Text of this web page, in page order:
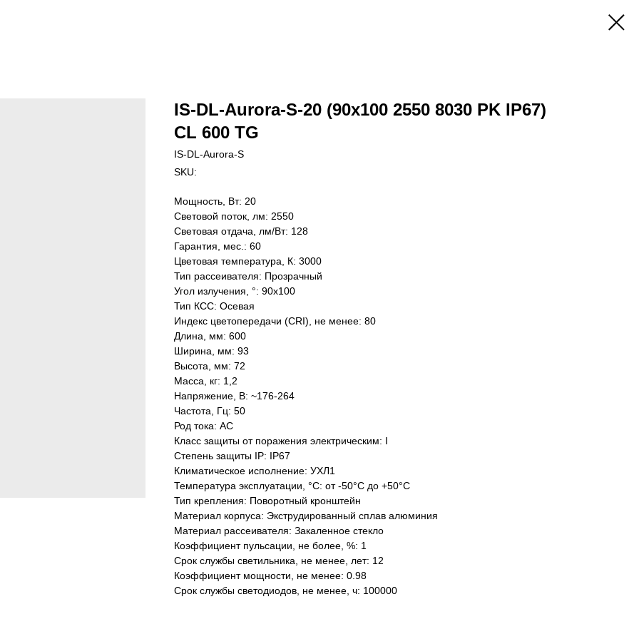
IS-DL-Aurora-S-20 (90x100 2550 8030 PK IP67)
CL 600 TG
IS-DL-Aurora-S
SKU:
Мощность, Вт: 20
Световой поток, лм: 2550
Световая отдача, лм/Вт: 128
Гарантия, мес.: 60
Цветовая температура, К: 3000
Тип рассеивателя: Прозрачный
Угол излучения, °: 90х100
Тип КСС: Осевая
Индекс цветопередачи (CRI), не менее: 80
Длина, мм: 600
Ширина, мм: 93
Высота, мм: 72
Масса, кг: 1,2
Напряжение, В: ~176-264
Частота, Гц: 50
Род тока: AC
Класс защиты от поражения электрическим: I
Степень защиты IP: IP67
Климатическое исполнение: УХЛ1
Температура эксплуатации, °С: от -50°C до +50°C
Тип крепления: Поворотный кронштейн
Материал корпуса: Экструдированный сплав алюминия
Материал рассеивателя: Закаленное стекло
Коэффициент пульсации, не более, %: 1
Срок службы светильника, не менее, лет: 12
Коэффициент мощности, не менее: 0.98
Срок службы светодиодов, не менее, ч: 100000